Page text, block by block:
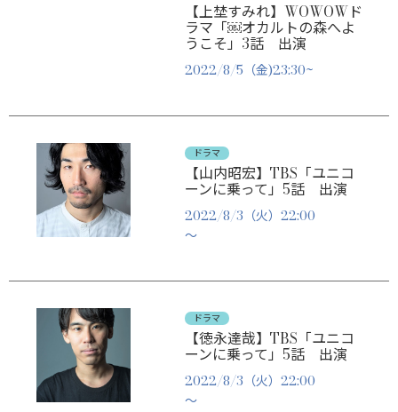
【上埜すみれ】WOWOWド
ラマ「￼オカルトの森へよ
うこそ」3話 出演
2022/8/5（金)23:30~
ドラマ
【山内昭宏】TBS「ユニコ
ーンに乗って」5話 出演
2022/8/3（火）22:00
～
ドラマ
【徳永達哉】TBS「ユニコ
ーンに乗って」5話 出演
2022/8/3（火）22:00
～